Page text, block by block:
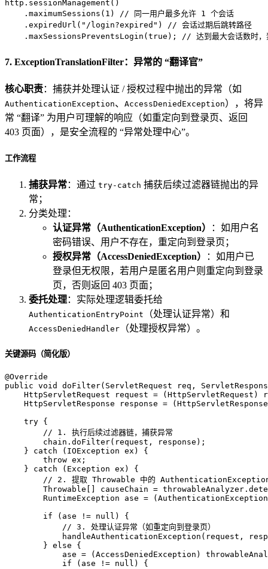
http.sessionManagement()
    .maximumSessions(
1 )
// 同一用户最多允许 1 个会话
    .expiredUrl(
"/login?expired" )
// 会话过期后跳转路径
    .maxSessionsPreventsLogin(
true ); // 达到最大会话数时
7. ExceptionTranslationFilter：异常的 “翻译官”
核心职责：捕获并处理认证 / 授权过程中抛出的异常（如
AuthenticationException、 AccessDeniedException），将异
常 “翻译” 为用户可理解的响应（如重定向到登录页、返回
403 页面），是安全流程的 “异常处理中心”。
工作流程
捕获异常：通过 try-catch 捕获后续过滤器链抛出的异
常；
分类处理：
认证异常（AuthenticationException）
：如用户名
密码错误、用户不存在，重定向到登录页；
授权异常（AccessDeniedException）
：如用户已
登录但无权限，若用户是匿名用户则重定向到登录
页，否则返回 403 页面；
委托处理：实际处理逻辑委托给
AuthenticationEntryPoint （处理认证异常）和
AccessDeniedHandler （处理授权异常）。
关键源码（简化版）
@Override
public void doFilter(ServletRequest req,
HttpServletRequest
request = (HttpServletRequest)
HttpServletResponse
response =
try {
// 1. 执行后续过滤器链，捕获异常
        chain.doFilter(request, response);
    }
catch (IOException ex) {
throw ex;
    }
catch (Exception ex) {
// 2. 提取 Throwable 中的
Throwable[] causeChain =
RuntimeException
ase =
if (ase != null ) {
// 3. 处理认证异常（如重定向到登录页）
handleAuthenticationException(request,
        }
else {
ase = (AccessDeniedException)
if (ase != null ) {